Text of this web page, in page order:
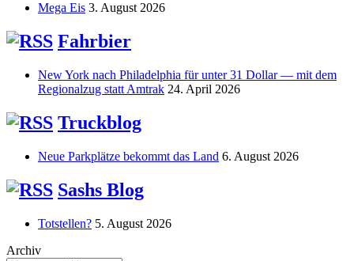
Mega Eis 3. August 2026
Fahrbier
New York nach Philadelphia für unter 31 Dollar — mit dem
Regionalzug statt Amtrak 24. April 2026
Truckblog
Neue Parkplätze bekommt das Land 6. August 2026
Sashs Blog
Totstellen? 5. August 2026
Archiv